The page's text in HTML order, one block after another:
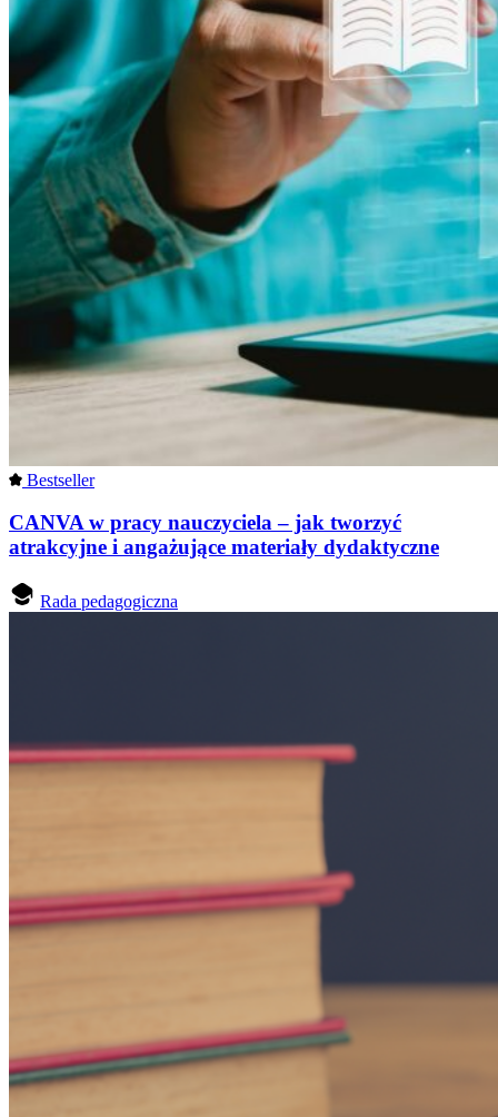
Bestseller
CANVA w pracy nauczyciela – jak tworzyć
atrakcyjne i angażujące materiały dydaktyczne
Rada pedagogiczna